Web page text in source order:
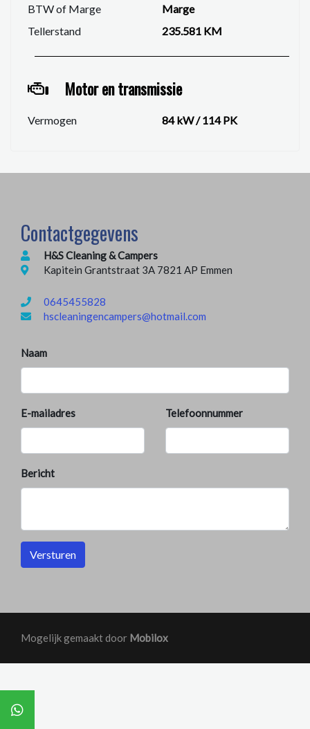
BTW of Marge
Marge
Tellerstand
235.581 KM
Motor en transmissie
Vermogen 84 kW / 114 PK
Contactgegevens
H&S Cleaning & Campers
Kapitein Grantstraat 3A 7821 AP Emmen
0645455828
hscleaningencampers@hotmail.com
Naam
E-mailadres Telefoonnummer
Bericht
Versturen
Mogelijk gemaakt door Mobilox